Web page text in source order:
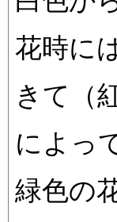
花時に
きて（
によっ
緑色の